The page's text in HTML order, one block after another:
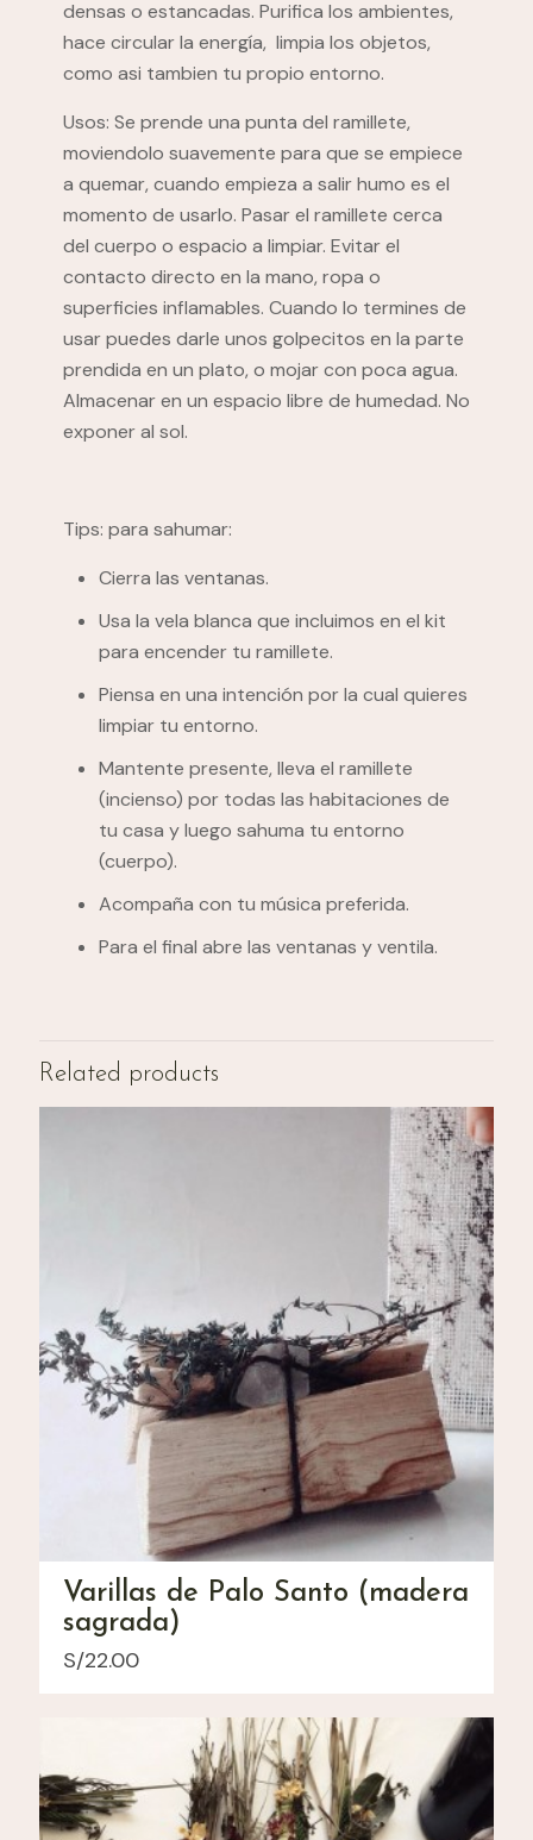
densas o estancadas. Purifica los ambientes,
hace circular la energía, limpia los objetos,
como asi tambien tu propio entorno.
Usos: Se prende una punta del ramillete,
moviendolo suavemente para que se empiece
a quemar, cuando empieza a salir humo es el
momento de usarlo. Pasar el ramillete cerca
del cuerpo o espacio a limpiar. Evitar el
contacto directo en la mano, ropa o
superficies inflamables. Cuando lo termines de
usar puedes darle unos golpecitos en la parte
prendida en un plato, o mojar con poca agua.
Almacenar en un espacio libre de humedad. No
exponer al sol.
Tips: para sahumar:
Cierra las ventanas.
Usa la vela blanca que incluimos en el kit
para encender tu ramillete.
Piensa en una intención por la cual quieres
limpiar tu entorno.
Mantente presente, lleva el ramillete
(incienso) por todas las habitaciones de
tu casa y luego sahuma tu entorno
(cuerpo).
Acompaña con tu música preferida.
Para el final abre las ventanas y ventila.
Related products
Varillas de Palo Santo (madera
sagrada)
S/22.00